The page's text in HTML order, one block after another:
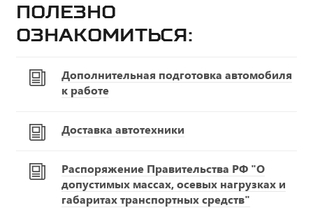
Полезно
ознакомиться:
Дополнительная подготовка автомобиля
к работе
Доставка автотехники
Распоряжение Правительства РФ "О
допустимых массах, осевых нагрузках и
габаритах транспортных средств"